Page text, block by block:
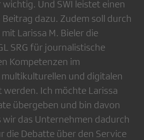
wichtig. Und SWI leistet einen
dazu. Zudem soll durch
Larissa M. Bieler die
SRG für journalistische
Kompetenzen im
und digitalen
werden. Ich möchte Larissa
übergeben und bin davon
das Unternehmen dadurch
die Debatte über den Service